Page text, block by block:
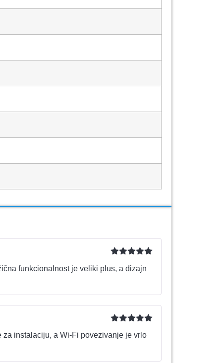
sa5od 5
funkcionalnost je veliki plus, a dizajn
sa5od 5
instalaciju, a Wi-Fi povezivanje je vrlo